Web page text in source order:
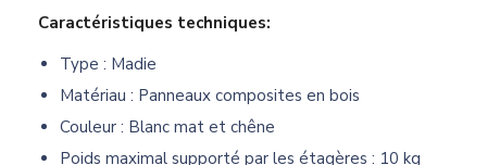
Caractéristiques techniques:
Type : Madie
Matériau : Panneaux composites en bois
Couleur : Blanc mat et chêne
Poids maximal supporté par les étagères : 10 kg